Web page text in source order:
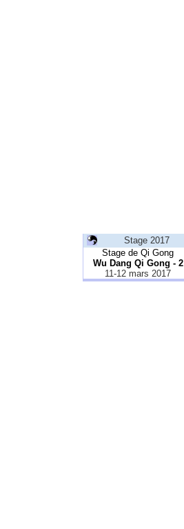
Stage 2017
Stage de Qi Gong
Wu Dang Qi Gong - 2
11-12 mars 2017